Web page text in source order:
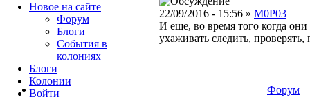
22/09/2016 - 15:56 » M0P03
И еще, во время того когда
ухаживать следить,
Новое на сайте
Форум
Блоги
События в
колониях
Блоги
Колонии
Войти
Форум